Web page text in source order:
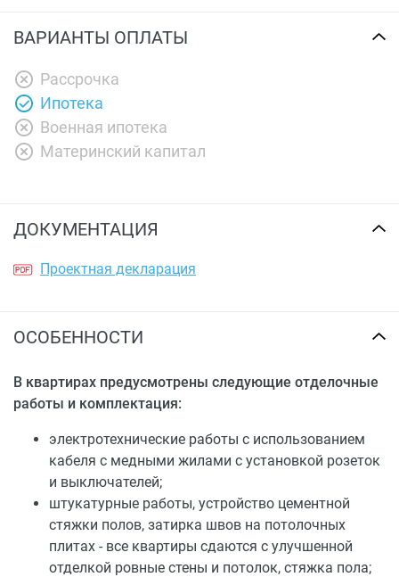
ВАРИАНТЫ ОПЛАТЫ
Рассрочка
Ипотека
Военная ипотека
Материнский капитал
ДОКУМЕНТАЦИЯ
Проектная декларация
ОСОБЕННОСТИ
В квартирах предусмотрены следующие отделочные
работы и комплектация:
электротехнические работы с использованием
кабеля с медными жилами с установкой розеток
и выключателей;
штукатурные работы, устройство цементной
стяжки полов, затирка швов на потолочных
плитах - все квартиры сдаются с улучшенной
отделкой ровные стены и потолок, стяжка пола;